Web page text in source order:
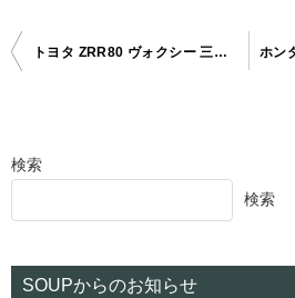
投
ビ
トヨタ ZRR80 ヴォクシー 三好郡ボディガラスコーティング
検索
検索
SOUPからのお知らせ